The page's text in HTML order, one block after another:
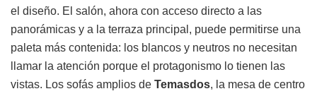
el diseño. El salón, ahora con acceso directo a las
panorámicas y a la terraza principal, puede permitirse una
paleta más contenida: los blancos y neutros no necesitan
llamar la atención porque el protagonismo lo tienen las
vistas. Los sofás amplios de Temasdos, la mesa de centro